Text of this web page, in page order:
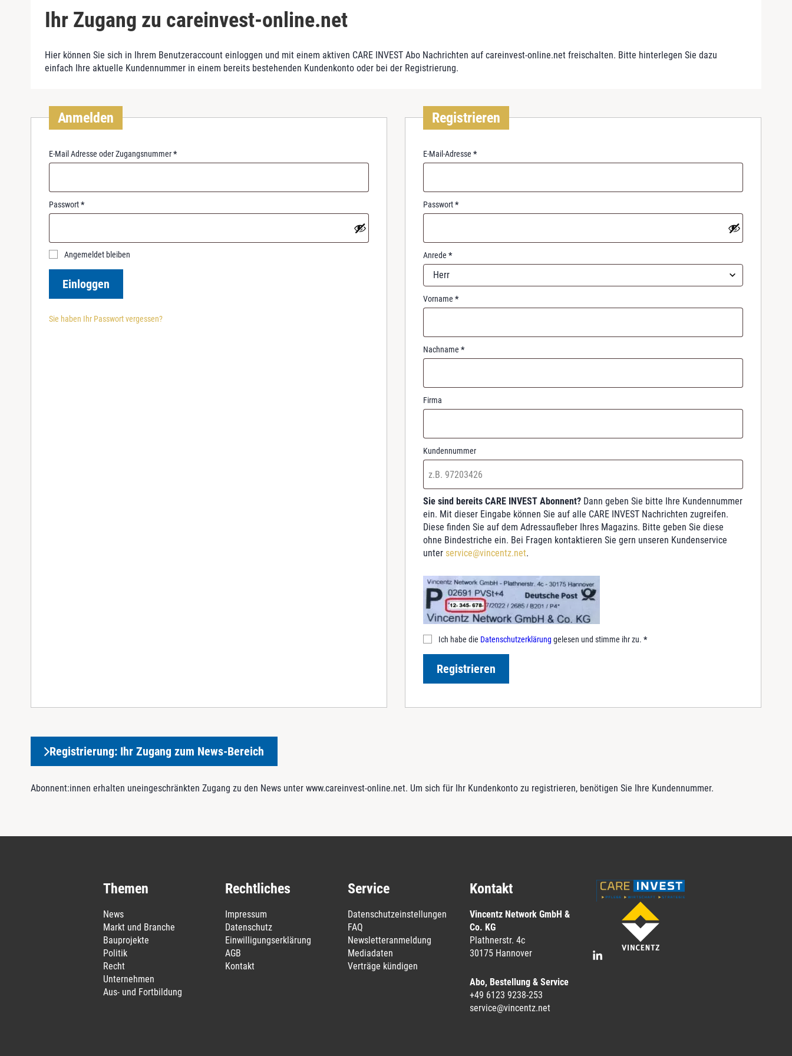
Ihr Zugang zu careinvest-online.net
Hier können Sie sich in Ihrem Benutzeraccount einloggen und mit einem aktiven CARE INVEST Abo Nachrichten auf careinvest-online.net freischalten. Bitte hinterlegen Sie dazu
einfach Ihre aktuelle Kundennummer in einem bereits bestehenden Kundenkonto oder bei der Registrierung.
Anmelden
E-Mail Adresse oder Zugangsnummer*R
e
u
r
Passwort*R
e
u
i
d
Angemeldet bleiben
Einloggen
Sie haben Ihr Passwort vergessen?
Registrieren
E-Mail-Adresse *R
e
u
r
Passwort*R
e
u
r
Anrede *
Herr
Vorname *
Nachname *
Firma
Kundennummer
Sie sind bereits CARE INVEST Abonnent? Dann geben Sie bitte Ihre Kundennummer
ein. Mit dieser Eingabe können Sie auf alle CARE INVEST Nachrichten zugreifen.
Diese finden Sie auf dem Adressaufleber Ihres Magazins. Bitte geben Sie diese
ohne Bindestriche ein. Bei Fragen kontaktieren Sie gern unseren Kundenservice
unter service@vincentz.net.
Ich habe die Datenschutzerklärung gelesen und stimme ihr zu. *
Registrieren
Registrierung: Ihr Zugang zum News-Bereich
Abonnent:innen erhalten uneingeschränkten Zugang zu den News unter www.careinvest-online.net. Um sich für Ihr Kundenkonto zu registrieren, benötigen Sie Ihre Kundennummer.
Themen
News
Markt und Branche
Bauprojekte
Politik
Recht
Unternehmen
Aus- und Fortbildung
Rechtliches
Impressum
Datenschutz
Einwilligungserklärung
AGB
Kontakt
Service
Datenschutzeinstellungen
FAQ
Newsletteranmeldung
Mediadaten
Verträge kündigen
Kontakt
Vincentz Network GmbH &
Co. KG
Plathnerstr. 4c
30175 Hannover
Abo, Bestellung & Service
+49 6123 9238-253
service@vincentz.net